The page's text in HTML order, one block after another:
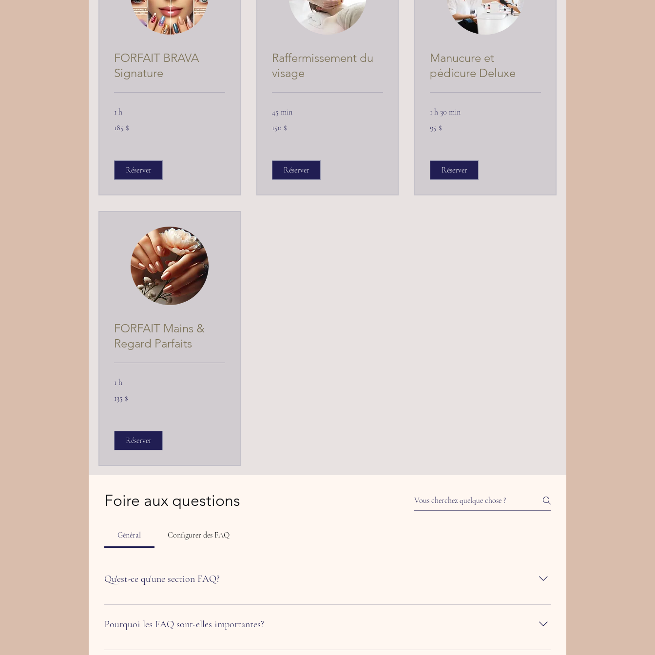
FORFAIT BRAVA
Signature
1 h
canadiens
185 $
Réserver
Raffermissement du
visage
45 min
canadiens
150 $
Réserver
Manucure et
pédicure Deluxe
1 h 30 min
canadiens
95 $
Réserver
FORFAIT Mains &
Regard Parfaits
1 h
canadiens
135 $
Réserver
Foire aux questions
Général Configurer des FAQ
Qu'est-ce qu'une section FAQ?
Une section FAQ peut être utilisée pour répondre rapidement aux questions fréquemment posées sur votre entreprise. Par exemple, «Proposez-vous
Pourquoi les FAQ sont-elles importantes?
Les FAQ sont un excellent moyen d'aider les visiteurs à trouver rapidement des réponses aux questions courantes sur votre entreprise et de créer une